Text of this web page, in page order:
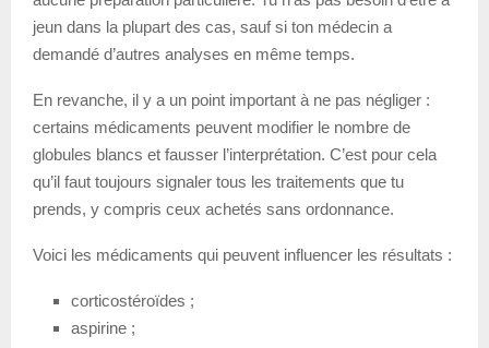
jeun dans la plupart des cas, sauf si ton médecin a
demandé d’autres analyses en même temps.
En revanche, il y a un point important à ne pas négliger :
certains médicaments peuvent modifier le nombre de
globules blancs et fausser l’interprétation. C’est pour cela
qu’il faut toujours signaler tous les traitements que tu
prends, y compris ceux achetés sans ordonnance.
Voici les médicaments qui peuvent influencer les résultats :
corticostéroïdes ;
aspirine ;